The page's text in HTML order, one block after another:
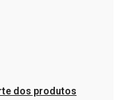
dos produtos